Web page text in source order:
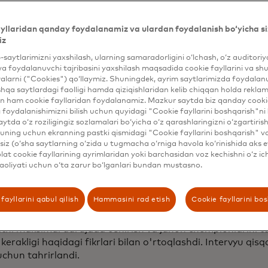
professional poyga avtomobili haydovchisi va
chiqish uzoq yo'l bo'ldi. U 13 yoshida "Fortune
mukofot pulini Go-Kartga sarflab, start oldi.
yangi"Sekundning yetti o'ndan biri"memuarlari
va uning 1400 kishilik xodimlarini qanday qilib g'alaba
hikoya qiladi.
hal qilamiz, odamlar bilan emas", dedi Braun
bo'lib o'tgan Jahon iqtisodiy forumining yillik yig'ilishida
nashriga bergan intervyusida. "Bu eng zo'r jamoaviy
Braun Mastercard vakili Ling Xay va Linda Kirkpatrik
davrida yetakchilik va innovatsiyalar bo'yicha
bo'ldi.
maksimal darajada oshirish va jahon chempionlarini
haqidagi fikrlari bilan o'rtoqlashdi. Intervyu
tahrirlandi.
qanday foydalanamiz va ulardan foydalanish bo‘yicha
saytlarimizni yaxshilash, ularning samaradorligini o‘lchash, o‘z
foydalanuvchi tajribasini yaxshilash maqsadida cookie fayllarini va
("Cookies") qo‘llaymiz. Shuningdek, ayrim saytlarimizda
saytlardagi faolligi hamda qiziqishlaridan kelib chiqqan holda
ham cookie fayllaridan foydalanamiz. Mazkur saytda biz qanday
foydalanishimizni bilish uchun quyidagi "Cookie fayllarini boshqarish"ni
o‘z roziligingiz sozlamalari bo‘yicha o‘z qarashlaringizni
uchun ekranning pastki qismidagi "Cookie fayllarini boshqarish"
(o‘sha saytlarning o‘zida u tugmacha o‘rniga havola ko‘rinishida aks
cookie fayllarining ayrimlaridan yoki barchasidan voz kechishni o‘z
uchun o‘ta zarur bo‘lganlari bundan mustasno.
fayllarini qabul qilish Hammasini rad etish Cookie fayllarini